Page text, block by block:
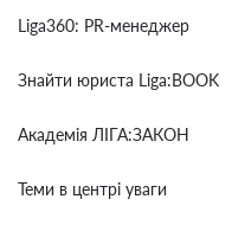
Liga360: PR-менеджер
Знайти юриста Liga:BOOK
Академія ЛІГА:ЗАКОН
Теми в центрі уваги